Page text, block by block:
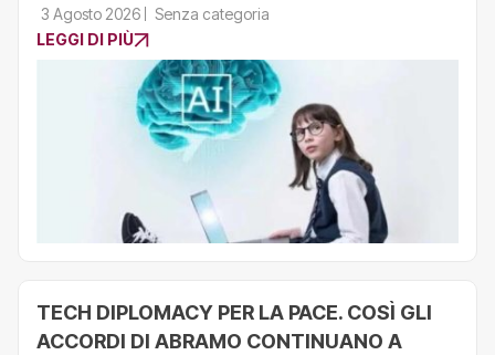
3 Agosto 2026
Senza categoria
LEGGI DI PIÙ
TECH DIPLOMACY PER LA PACE. COSÌ GLI
ACCORDI DI ABRAMO CONTINUANO A